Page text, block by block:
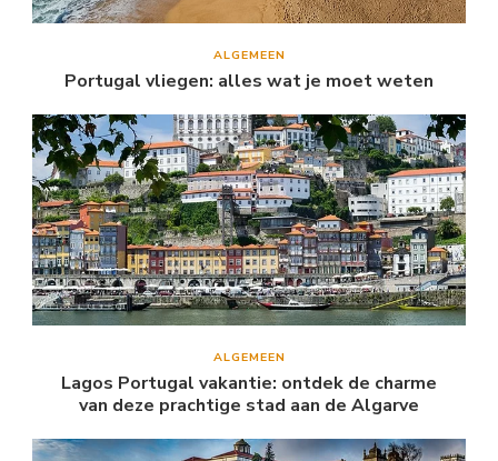
ALGEMEEN
Portugal vliegen: alles wat je moet weten
ALGEMEEN
Lagos Portugal vakantie: ontdek de charme
van deze prachtige stad aan de Algarve